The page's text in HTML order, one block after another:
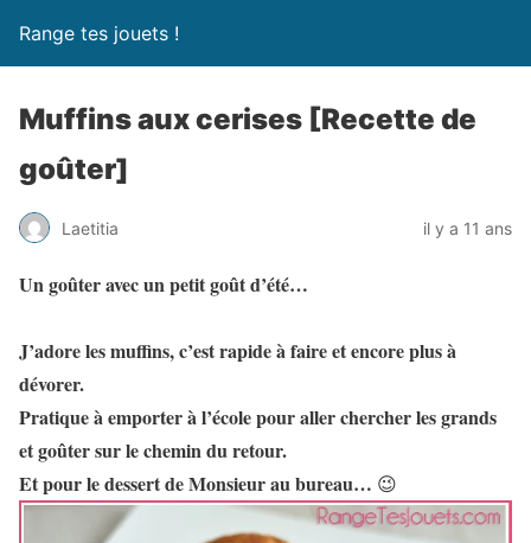
Range tes jouets !
Muffins aux cerises [Recette de
goûter]
Laetitia il y a 11 ans
Un goûter avec un petit goût d’été…
J’adore les muffins, c’est rapide à faire et encore plus à
dévorer.
Pratique à emporter à l’école pour aller chercher les grands
et goûter sur le chemin du retour.
Et pour le dessert de Monsieur au bureau… 😉